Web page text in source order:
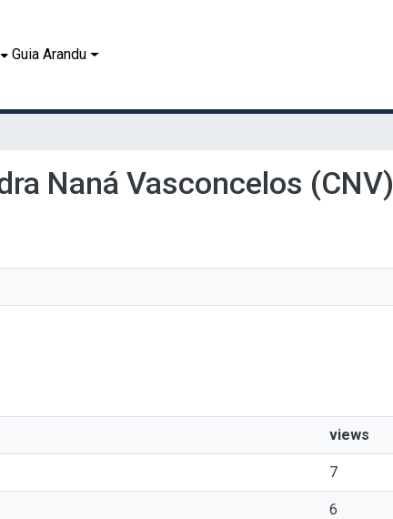
Guia Arandu
Naná Vasconcelos (CNV)
views
7
6